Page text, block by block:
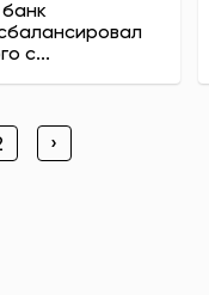
с...
›